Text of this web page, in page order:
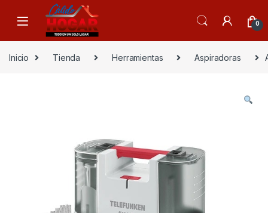
Skip to navigation
Skip to content
0
Inicio Tienda Herramientas Aspiradoras